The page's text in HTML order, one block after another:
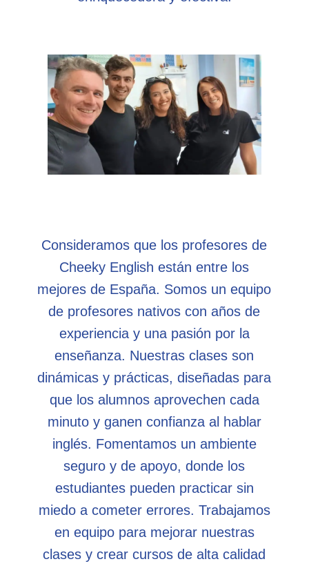
Consideramos que los profesores de
Cheeky English están entre los
mejores de España. Somos un equipo
de profesores nativos con años de
experiencia y una pasión por la
enseñanza. Nuestras clases son
dinámicas y prácticas, diseñadas para
que los alumnos aprovechen cada
minuto y ganen confianza al hablar
inglés. Fomentamos un ambiente
seguro y de apoyo, donde los
estudiantes pueden practicar sin
miedo a cometer errores. Trabajamos
en equipo para mejorar nuestras
clases y crear cursos de alta calidad